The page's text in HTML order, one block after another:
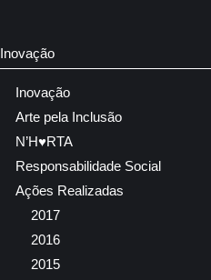
Inovação
Inovação
Arte pela Inclusão
N’H♥RTA
Responsabilidade Social
Ações Realizadas
2017
2016
2015